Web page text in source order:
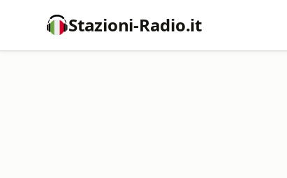
Stazioni-Radio.it